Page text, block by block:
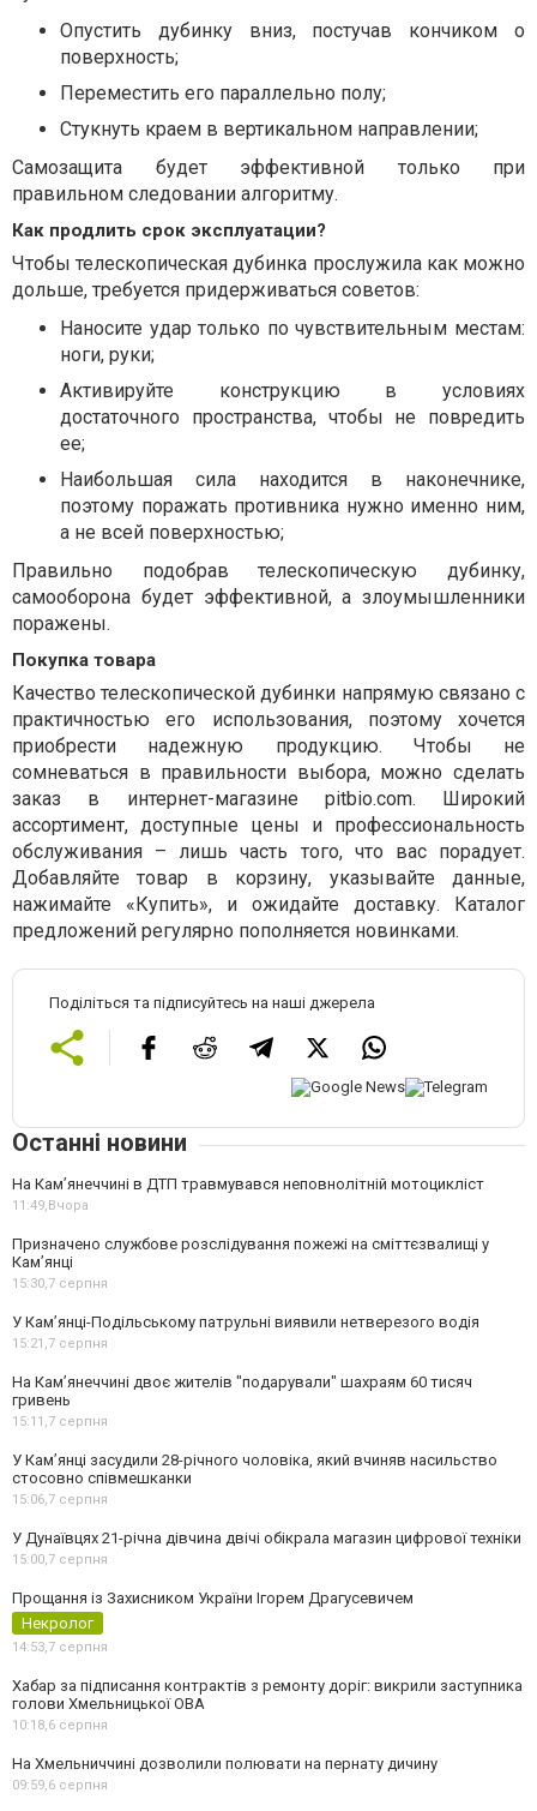
Опустить дубинку вниз, постучав кончиком о
поверхность;
Переместить его параллельно полу;
Стукнуть краем в вертикальном направлении;
Самозащита будет эффективной только при
правильном следовании алгоритму.
Как продлить срок эксплуатации?
Чтобы телескопическая дубинка прослужила как можно
дольше, требуется придерживаться советов:
Наносите удар только по чувствительным местам:
ноги, руки;
Активируйте конструкцию в условиях
достаточного пространства, чтобы не повредить
ее;
Наибольшая сила находится в наконечнике,
поэтому поражать противника нужно именно ним,
а не всей поверхностью;
Правильно подобрав телескопическую дубинку,
самооборона будет эффективной, а злоумышленники
поражены.
Покупка товара
Качество телескопической дубинки напрямую связано с
практичностью его использования, поэтому хочется
приобрести надежную продукцию. Чтобы не
сомневаться в правильности выбора, можно сделать
заказ в интернет-магазине pitbio.com. Широкий
ассортимент, доступные цены и профессиональность
обслуживания – лишь часть того, что вас порадует.
Добавляйте товар в корзину, указывайте данные,
нажимайте «Купить», и ожидайте доставку. Каталог
предложений регулярно пополняется новинками.
Поділіться та підписуйтесь на наші джерела
Останні новини
На Кам’янеччині в ДТП травмувався неповнолітній мотоцикліст
11:49, Вчора
Призначено службове розслідування пожежі на сміттєзвалищі у
Кам’янці
15:30,7 серпня
У Кам’янці-Подільському патрульні виявили нетверезого водія
15:21,7 серпня
На Камʼянеччині двоє жителів "подарували" шахраям 60 тисяч
гривень
15:11,7 серпня
У Камʼянці засудили 28-річного чоловіка, який вчиняв насильство
стосовно співмешканки
15:06,7 серпня
У Дунаївцях 21-річна дівчина двічі обікрала магазин цифрової техніки
15:00,7 серпня
Прощання із Захисником України Ігорем Драгусевичем
Некролог
14:53,7 серпня
Хабар за підписання контрактів з ремонту доріг: викрили заступника
голови Хмельницької ОВА
10:18,6 серпня
На Хмельниччині дозволили полювати на пернату дичину
09:59,6 серпня